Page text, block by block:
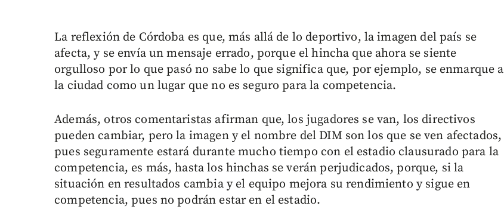
La reflexión de Córdoba es que, más allá de lo deportivo, la imagen del país se
afecta, y se envía un mensaje errado, porque el hincha que ahora se siente
orgulloso por lo que pasó no sabe lo que significa que, por ejemplo, se enmarque a
la ciudad como un lugar que no es seguro para la competencia.
Además, otros comentaristas afirman que, los jugadores se van, los directivos
pueden cambiar, pero la imagen y el nombre del DIM son los que se ven afectados,
pues seguramente estará durante mucho tiempo con el estadio clausurado para la
competencia, es más, hasta los hinchas se verán perjudicados, porque, si la
situación en resultados cambia y el equipo mejora su rendimiento y sigue en
competencia, pues no podrán estar en el estadio.